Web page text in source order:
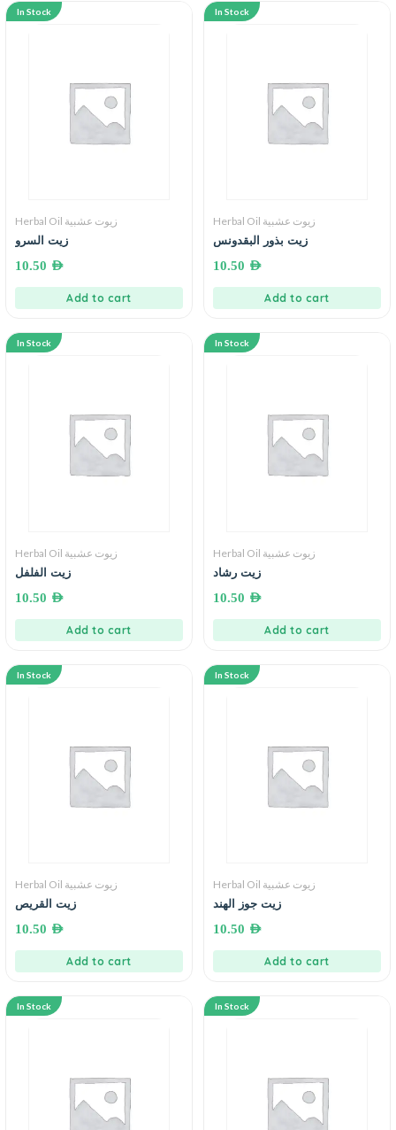
In Stock
Herbal Oil زيوت عشبية
زيت السرو
10.50 AED
Add to cart
In Stock
Herbal Oil زيوت عشبية
زيت بذور البقدونس
10.50 AED
Add to cart
In Stock
Herbal Oil زيوت عشبية
زيت الفلفل
10.50 AED
Add to cart
In Stock
Herbal Oil زيوت عشبية
زيت رشاد
10.50 AED
Add to cart
In Stock
Herbal Oil زيوت عشبية
زيت القريص
10.50 AED
Add to cart
In Stock
Herbal Oil زيوت عشبية
زيت جوز الهند
10.50 AED
Add to cart
In Stock In Stock